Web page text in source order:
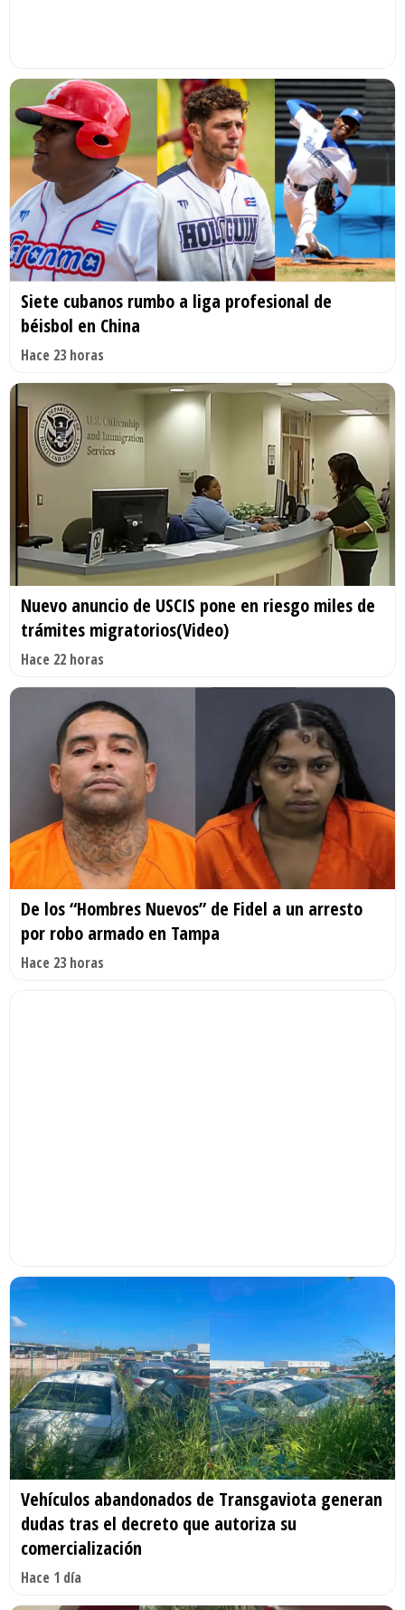
Siete cubanos rumbo a liga profesional de
béisbol en China
Hace 23 horas
Nuevo anuncio de USCIS pone en riesgo miles de
trámites migratorios(Video)
Hace 22 horas
De los “Hombres Nuevos” de Fidel a un arresto
por robo armado en Tampa
Hace 23 horas
Vehículos abandonados de Transgaviota generan
dudas tras el decreto que autoriza su
comercialización
Hace 1 día